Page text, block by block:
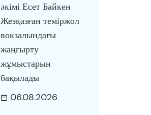
әкімі Есет Байкен
Жезқазған теміржол
вокзалындағы
жаңғырту
жұмыстарын
бақылады
06.08.2026